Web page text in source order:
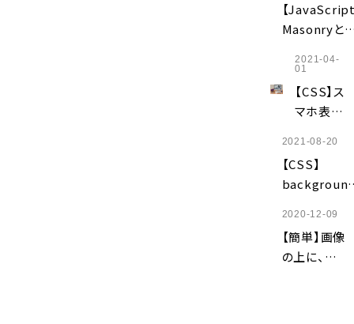
タイルの
保存・読
み込み・
変更】
【JavaScript
Masonryと
Pinterest風
レイアウトを
装する方法を
2021-04-
01
【CSS】ス
マホ表示
行する方
法｜brタ
グ・
media
queryを
2021-08-20
【CSS】
｜背景色が
映されない時
2020-12-09
【簡単】画像
の上に、文